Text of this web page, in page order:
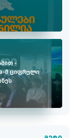
-
მ ციფრული